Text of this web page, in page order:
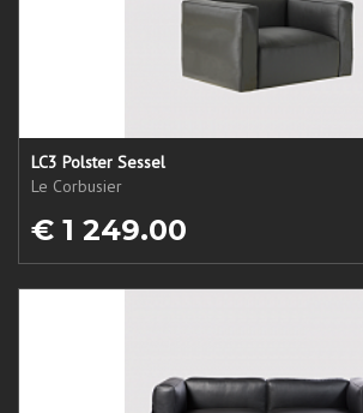
LC3 Polster Sessel
Le Corbusier
€ 1 249.00